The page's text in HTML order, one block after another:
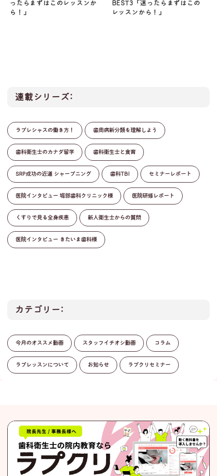
ったらまずはこのレッスンか
ら！」
BEST3「迷ったらまずはこの
レッスンから！」
連載シリーズ:
ラプレシャスの働き方！ 歯周病新分類を理解しよう
歯科衛生士のカナダ留学 歯科衛生士と食育
SRP成功の近道 シャープニング 歯科TBI セミナーレポート
医院インタビュー 堀部歯科クリニック様 医院研修レポート
くすりで見る全身疾患 新人衛生士からの質問
医院インタビュー きたいま歯科様
カテゴリー:
今月のオススメ動画 スタッフイチオシ動画 コラム
ラプレッスンについて お知らせ ラプクリセミナー